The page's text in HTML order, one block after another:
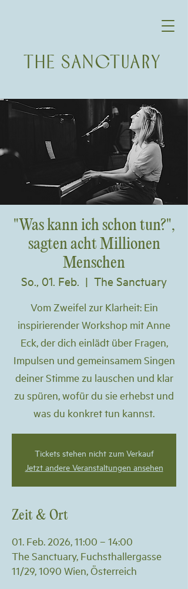
THE SANCTUARY
"Was kann ich schon tun?",
sagten acht Millionen
Menschen
So., 01. Feb.
  |
The Sanctuary
Vom Zweifel zur Klarheit: Ein
inspirierender Workshop mit Anne
Eck, der dich einlädt über Fragen,
Impulsen und gemeinsamem Singen
deiner Stimme zu lauschen und klar
zu spüren, wofür du sie erhebst und
was du konkret tun kannst.
Tickets stehen nicht zum Verkauf
Jetzt andere Veranstaltungen ansehen
Zeit & Ort
01. Feb. 2026, 11:00 – 14:00
The Sanctuary, Fuchsthallergasse
11/29, 1090 Wien, Österreich